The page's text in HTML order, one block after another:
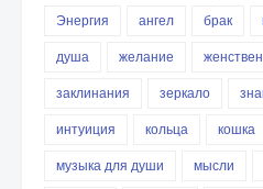
Энергия
ангел брак
душа
желание
заклинания
зеркало
интуиция
кольца кошка
музыка для души
мысли